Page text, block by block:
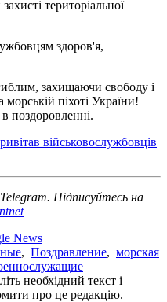
територіальної
здоров'я,
захищаючи свободу і
піхоті України!
поздоровленні.
військовослужбовців
Підписуйтесь на
News
, Поздравление, морская
необхідний текст і
про це редакцію.